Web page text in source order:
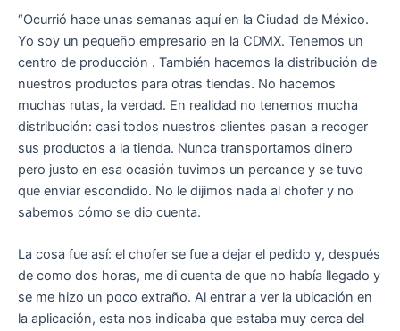
“Ocurrió hace unas semanas aquí en la Ciudad de México.
Yo soy un pequeño empresario en la CDMX. Tenemos un
centro de producción . También hacemos la distribución de
nuestros productos para otras tiendas. No hacemos
muchas rutas, la verdad. En realidad no tenemos mucha
distribución: casi todos nuestros clientes pasan a recoger
sus productos a la tienda. Nunca transportamos dinero
pero justo en esa ocasión tuvimos un percance y se tuvo
que enviar escondido. No le dijimos nada al chofer y no
sabemos cómo se dio cuenta.
La cosa fue así: el chofer se fue a dejar el pedido y, después
de como dos horas, me di cuenta de que no había llegado y
se me hizo un poco extraño. Al entrar a ver la ubicación en
la aplicación, esta nos indicaba que estaba muy cerca del